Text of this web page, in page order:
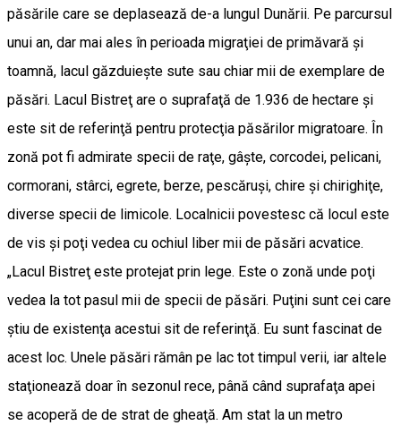
păsările care se deplasează de-a lungul Dunării. Pe parcursul
unui an, dar mai ales în perioada migraţiei de primăvară şi
toamnă, lacul găzduieşte sute sau chiar mii de exemplare de
păsări. Lacul Bistreţ are o suprafaţă de 1.936 de hectare şi
este sit de referinţă pentru protecţia păsărilor migratoare. În
zonă pot fi admirate specii de raţe, gâşte, corcodei, pelicani,
cormorani, stârci, egrete, berze, pescăruşi, chire şi chirighiţe,
diverse specii de limicole. Localnicii povestesc că locul este
de vis şi poţi vedea cu ochiul liber mii de păsări acvatice.
„Lacul Bistreţ este protejat prin lege. Este o zonă unde poţi
vedea la tot pasul mii de specii de păsări. Puţini sunt cei care
ştiu de existenţa acestui sit de referinţă. Eu sunt fascinat de
acest loc. Unele păsări rămân pe lac tot timpul verii, iar altele
staţionează doar în sezonul rece, până când suprafaţa apei
se acoperă de de strat de gheaţă. Am stat la un metro